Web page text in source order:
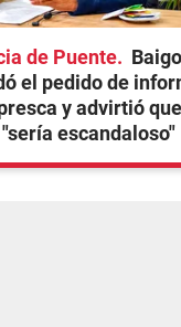
de Puente
el pedido de
y advirtió
escandaloso"